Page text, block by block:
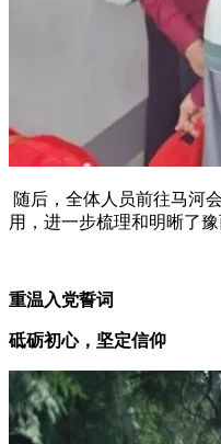
随后，全体人员前往马河
用，进一步梳理和明晰了
重温入党誓词
砥砺初心，坚定信仰